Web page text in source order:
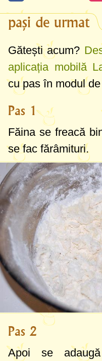
pași de urmat
Gătești acum?
aplicația mobilă
cu pas în modul
Pas 1
Făina se freacă
se fac fărâmituri.
Pas 2
Apoi se